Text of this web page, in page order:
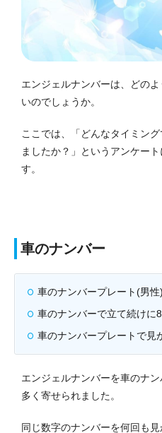
エンジェルナンバーは、どの
いのでしょうか。
ここでは、「どんなタイミン
ましたか？」というアンケー
す。
車のナンバー
車のナンバープレート(男性)
車のナンバーで立て続けに
車のナンバープレートで見
エンジェルナンバーを車のナ
多く寄せられました。
同じ数字のナンバーを何回も